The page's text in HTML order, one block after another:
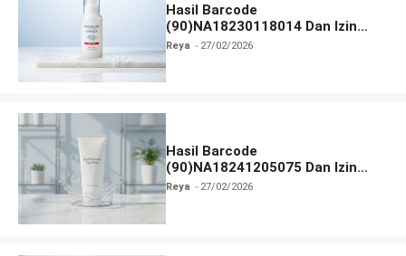
Hasil Barcode
(90)NA18230118014 Dan Izin
BPOM
Reya 27/02/2026
Hasil Barcode
(90)NA18241205075 Dan Izin
BPOM
Reya 27/02/2026